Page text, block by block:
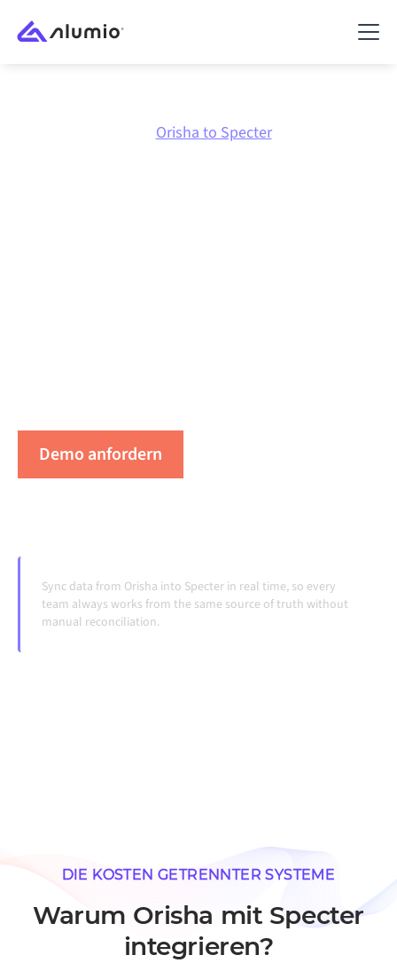
Orisha to Specter
Demo anfordern
Sync data from Orisha into Specter in real time, so every
team always works from the same source of truth without
manual reconciliation.
DIE KOSTEN GETRENNTER SYSTEME
Warum Orisha mit Specter
integrieren?